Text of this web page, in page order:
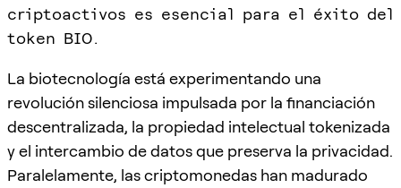
criptoactivos es esencial para el éxito del
token BIO.
La biotecnología está experimentando una
revolución silenciosa impulsada por la financiación
descentralizada, la propiedad intelectual tokenizada
y el intercambio de datos que preserva la privacidad.
Paralelamente, las criptomonedas han madurado